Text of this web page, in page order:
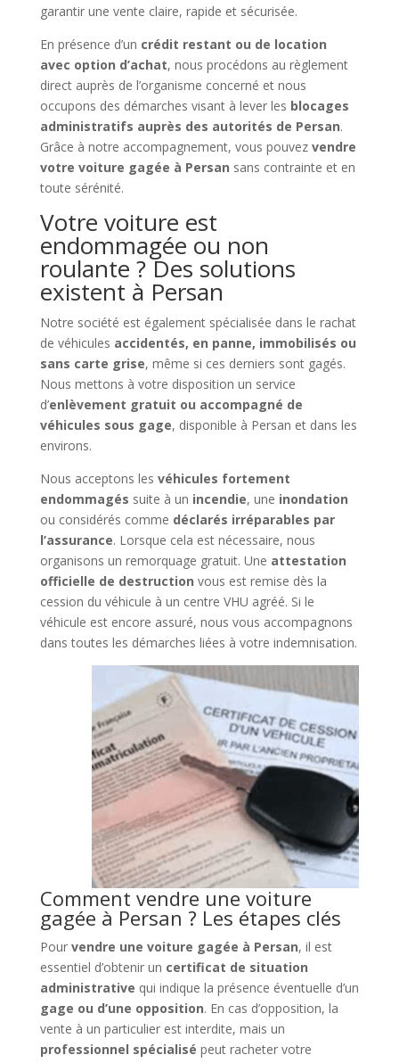
garantir une vente claire, rapide et sécurisée.
En présence d’un crédit restant ou de location
avec option d’achat, nous procédons au règlement
direct auprès de l’organisme concerné et nous
occupons des démarches visant à lever les blocages
administratifs auprès des autorités de Persan.
Grâce à notre accompagnement, vous pouvez vendre
votre voiture gagée à Persan sans contrainte et en
toute sérénité.
Votre voiture est
endommagée ou non
roulante ? Des solutions
existent à Persan
Notre société est également spécialisée dans le rachat
de véhicules accidentés, en panne, immobilisés ou
sans carte grise, même si ces derniers sont gagés.
Nous mettons à votre disposition un service
d’enlèvement gratuit ou accompagné de
véhicules sous gage, disponible à Persan et dans les
environs.
Nous acceptons les véhicules fortement
endommagés suite à un incendie, une inondation
ou considérés comme déclarés irréparables par
l’assurance. Lorsque cela est nécessaire, nous
organisons un remorquage gratuit. Une attestation
officielle de destruction vous est remise dès la
cession du véhicule à un centre VHU agréé. Si le
véhicule est encore assuré, nous vous accompagnons
dans toutes les démarches liées à votre indemnisation.
Comment vendre une voiture
gagée à Persan ? Les étapes clés
Pour vendre une voiture gagée à Persan, il est
essentiel d’obtenir un certificat de situation
administrative qui indique la présence éventuelle d’un
gage ou d’une opposition. En cas d’opposition, la
vente à un particulier est interdite, mais un
professionnel spécialisé peut racheter votre